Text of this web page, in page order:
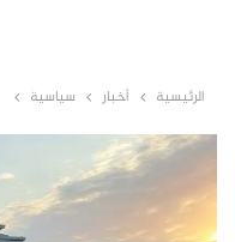
الرئيسية أخبار سياسية